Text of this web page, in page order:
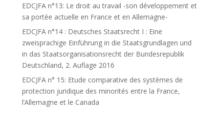
EDCJFA n°13: Le droit au travail -son développement et
sa portée actuelle en France et en Allemagne-
EDCJFA n°14 : Deutsches Staatsrecht I : Eine
zweisprachige Einführung in die Staatsgrundlagen und
in das Staatsorganisationsrecht der Bundesrepublik
Deutschland, 2. Auflage 2016
EDCJFA n° 15: Etude comparative des systèmes de
protection juridique des minorités entre la France,
l’Allemagne et le Canada